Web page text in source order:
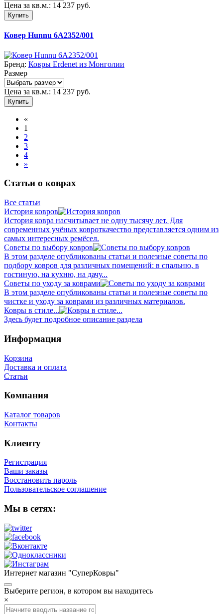
Цена за кв.м.: 14 237 руб.
Купить
Ковер Hunnu 6A2352/001
Бренд: Ковры Erdenet из Монголии
Размер
Цена за кв.м.: 14 237 руб.
Купить
«
1
2
3
4
»
Статьи о коврах
Все статьи
История ковров
История ковра насчитывает не одну тысячу лет. Для
современных учёных ковроткачество представляется одним из
самых интересных ремёсел.
Советы по выбору ковров
В этом разделе опубликованы статьи и полезные советы по
подбору ковров для различных помещений: в спальню, в
гостиную, на кухню, на дачу...
Советы по уходу за коврами
В этом разделе опубликованы статьи и полезные советы по
чистке и уходу за коврами из различных материалов.
Ковры в стиле...
Здесь будет подробное описание раздела
Информация
Корзина
Доставка и оплата
Статьи
Компания
Каталог товаров
Контакты
Клиенту
Регистрация
Ваши заказы
Восстановить пароль
Пользовательское соглашение
Мы в сетях:
Интернет магазин "СуперКовры"
Выберите регион, в котором вы находитесь
×